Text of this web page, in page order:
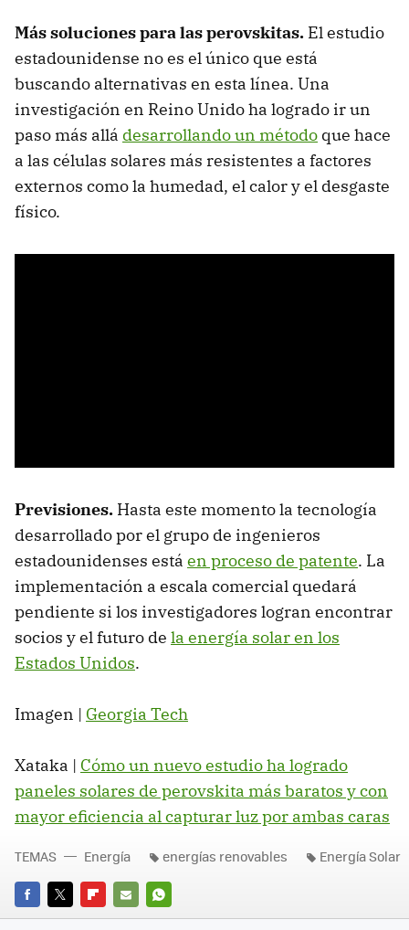
Más soluciones para las perovskitas. El estudio
estadounidense no es el único que está
buscando alternativas en esta línea. Una
investigación en Reino Unido ha logrado ir un
paso más allá desarrollando un método que hace
a las células solares más resistentes a factores
externos como la humedad, el calor y el desgaste
físico.
Previsiones. Hasta este momento la tecnología
desarrollado por el grupo de ingenieros
estadounidenses está en proceso de patente. La
implementación a escala comercial quedará
pendiente si los investigadores logran encontrar
socios y el futuro de la energía solar en los
Estados Unidos.
Imagen | Georgia Tech
Xataka | Cómo un nuevo estudio ha logrado
paneles solares de perovskita más baratos y con
mayor eficiencia al capturar luz por ambas caras
FACEBOOK
TWITTERFLIPBOARD
E-
WHATSAPP
TEMAS Energía energías renovables Energía Solar